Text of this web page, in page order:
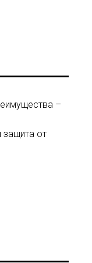
–
защита от